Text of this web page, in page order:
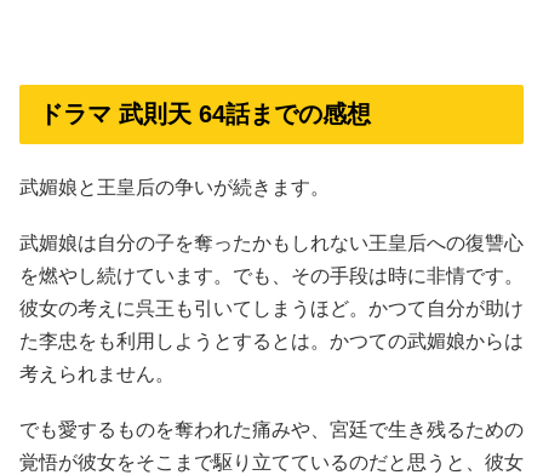
ドラマ 武則天 64話までの感想
武媚娘と王皇后の争いが続きます。
武媚娘は自分の子を奪ったかもしれない王皇后への復讐心
を燃やし続けています。でも、その手段は時に非情です。
彼女の考えに呉王も引いてしまうほど。かつて自分が助け
た李忠をも利用しようとするとは。かつての武媚娘からは
考えられません。
でも愛するものを奪われた痛みや、宮廷で生き残るための
覚悟が彼女をそこまで駆り立てているのだと思うと、彼女